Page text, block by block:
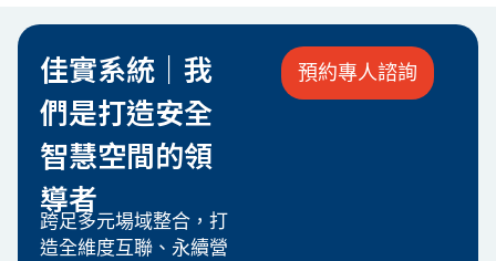
佳實系統｜我
們是打造安全
智慧空間的領
導者
跨足多元場域整合，打
造全維度互聯、永續營
預約專人諮詢